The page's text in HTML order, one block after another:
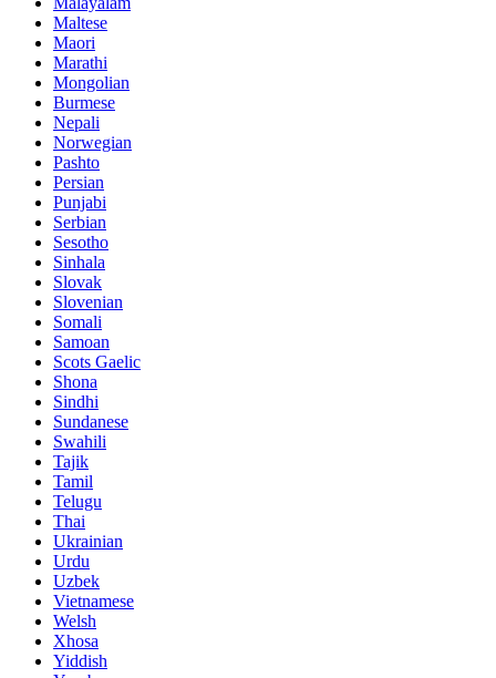
Maltese
Maori
Marathi
Mongolian
Burmese
Nepali
Norwegian
Pashto
Persian
Punjabi
Serbian
Sesotho
Sinhala
Slovak
Slovenian
Somali
Samoan
Scots Gaelic
Shona
Sindhi
Sundanese
Swahili
Tajik
Tamil
Telugu
Thai
Ukrainian
Urdu
Uzbek
Vietnamese
Welsh
Xhosa
Yiddish